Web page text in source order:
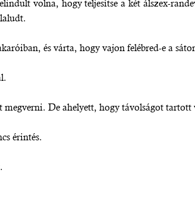
volna, hogy teljesítse a két álszex-
és várta, hogy vajon felébred-e a
De ahelyett, hogy távolságot
érintés.